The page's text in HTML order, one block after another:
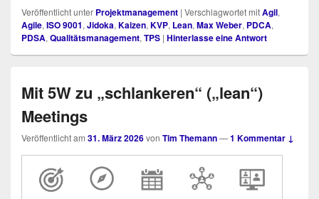
Veröffentlicht unter Projektmanagement | Verschlagwortet mitAgil,
Agile, ISO 9001, Jidoka, Kaizen, KVP, Lean, Max Weber, PDCA,
PDSA, Qualitätsmanagement, TPS | Hinterlasse eine Antwort
Mit 5W zu „schlankeren“ („lean“)
Meetings
Veröffentlicht am 31. März 2026von Tim Themann—1 Kommentar ↓